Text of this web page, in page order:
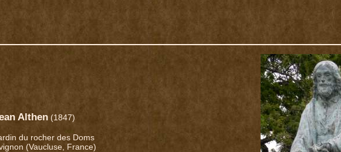
Althen (1847)
du rocher des Doms
(Vaucluse, France)